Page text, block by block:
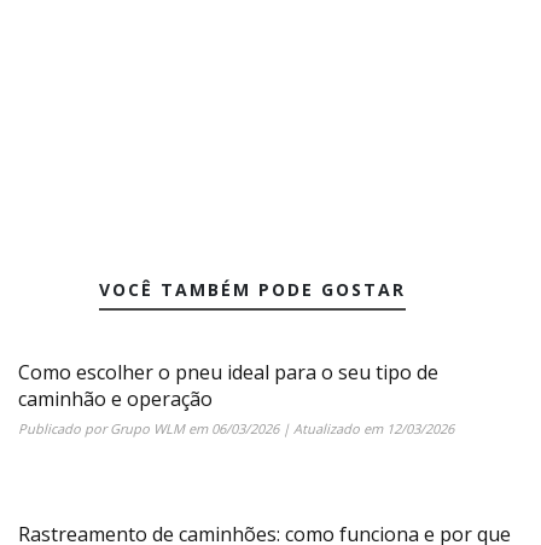
VOCÊ TAMBÉM PODE GOSTAR
Como escolher o pneu ideal para o seu tipo de
caminhão e operação
Publicado porGrupo WLMem 06/03/2026| Atualizado em 12/03/2026
Rastreamento de caminhões: como funciona e por que